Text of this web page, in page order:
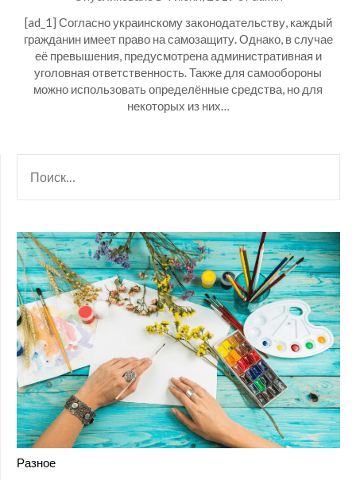
[ad_1] Согласно украинскому законодательству, каждый
гражданин имеет право на самозащиту. Однако, в случае
её превышения, предусмотрена административная и
уголовная ответственность. Также для самообороны
можно использовать определённые средства, но для
некоторых из них…
Разное